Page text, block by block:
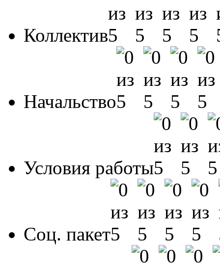
Коллектив
Начальство
Условия работы
Соц. пакет